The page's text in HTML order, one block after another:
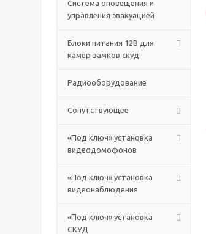
Cистема оповещения и
управления эвакуацией
Блоки питания 12В для
камер замков скуд
Радиооборудование
Сопутствующее
«Под ключ» установка
видеодомофонов
«Под ключ» установка
видеонаблюдения
«Под ключ» установка
СКУД